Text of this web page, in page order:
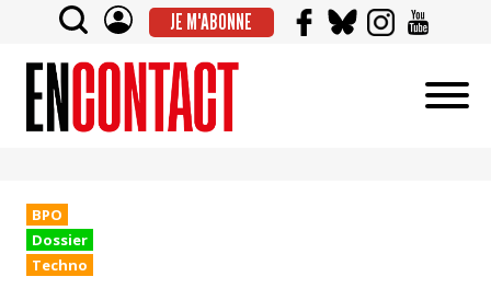
JE M'ABONNE
BPO
Dossier
Techno